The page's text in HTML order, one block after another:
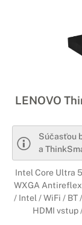
LENOVO
Súčasťou
a
Intel Core Ultra
WXGA
/ Intel / WiFi / BT
HDMI vstup